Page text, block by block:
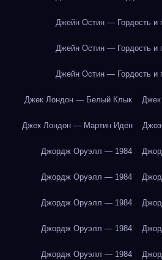
Джейн Остин — Гордость и
Джейн Остин — Гордость и
Джейн Остин — Гордость и
Джек Лондон — Белый Клык
Джек Лондон — Мартин Иден
Джордж Оруэлл — 1984
Джордж Оруэлл — 1984
Джордж Оруэлл — 1984
Джордж Оруэлл — 1984
Джордж Оруэлл — 1984